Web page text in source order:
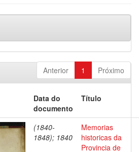
Anterior 1 Próximo
Data do
documento
Título
(1840-
1848); 1840
Memorias
historicas da
Provincia de